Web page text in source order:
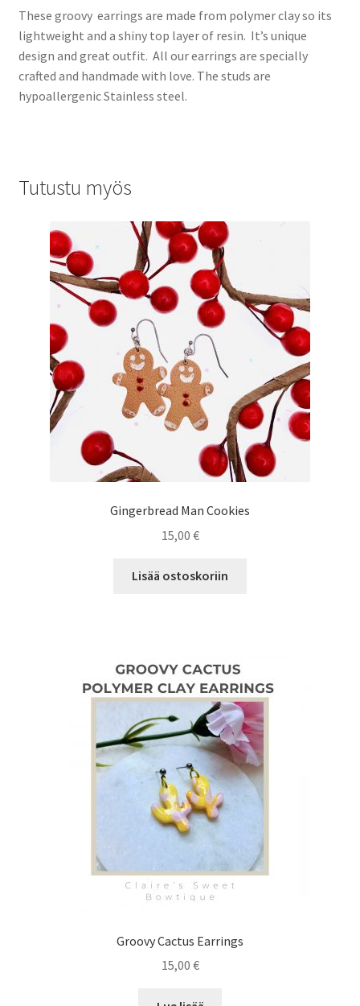
These groovy earrings are made from polymer clay so its
lightweight and a shiny top layer of resin. It’s unique
design and great outfit. All our earrings are specially
crafted and handmade with love. The studs are
hypoallergenic Stainless steel.
Tutustu myös
Gingerbread Man Cookies
15,00 €
Lisää ostoskoriin
Groovy Cactus Earrings
15,00 €